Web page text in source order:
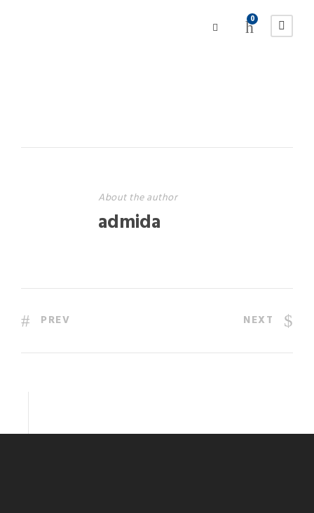
0
About the author
admida
PREV NEXT